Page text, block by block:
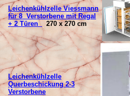
Leichenkühlzelle Viessmann
für 8 Verstorbene mit Regal
+ 2 Türen 270 x 270 cm
Leichenkühlzelle
Querbeschickung 2-3
Verstorbene